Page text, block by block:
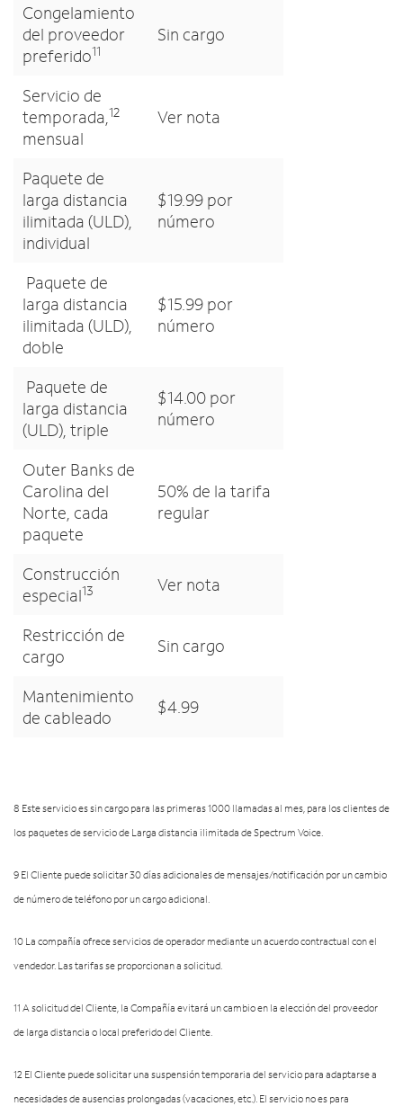
Congelamiento
del proveedor
preferido11
Sin cargo
Servicio de
temporada,12
mensual
Ver nota
Paquete de
larga distancia
ilimitada (ULD),
individual
$19.99 por
número
Paquete de
larga distancia
ilimitada (ULD),
doble
$15.99 por
número
Paquete de
larga distancia
(ULD), triple
$14.00 por
número
Outer Banks de
Carolina del
Norte, cada
paquete
50% de la tarifa
regular
Construcción
especial13 Ver nota
Restricción de
cargo
Sin cargo
Mantenimiento
de cableado
$4.99
8 Este servicio es sin cargo para las primeras 1000 llamadas al mes, para los clientes de
los paquetes de servicio de Larga distancia ilimitada de Spectrum Voice.
9 El Cliente puede solicitar 30 días adicionales de mensajes/notificación por un cambio
de número de teléfono por un cargo adicional.
10 La compañía ofrece servicios de operador mediante un acuerdo contractual con el
vendedor. Las tarifas se proporcionan a solicitud.
11 A solicitud del Cliente, la Compañía evitará un cambio en la elección del proveedor
de larga distancia o local preferido del Cliente.
12 El Cliente puede solicitar una suspensión temporaria del servicio para adaptarse a
necesidades de ausencias prolongadas (vacaciones, etc.). El servicio no es para